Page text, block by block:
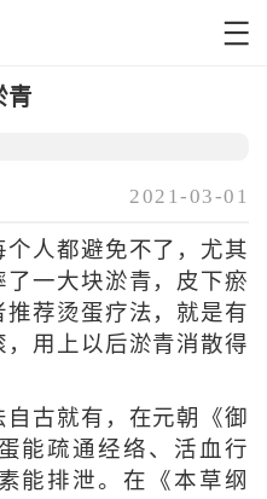
青
2021-03-01
人都避免不了，尤其
一大块淤青，皮下瘀
荐烫蛋疗法，就是有
用上以后淤青消散得
古就有，在元朝《御
能疏通经络、活血行
能排泄。在《本草纲